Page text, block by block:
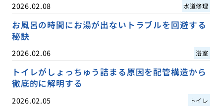
2026.02.08 水道修理
お風呂の時間にお湯が出ないトラブルを回避する
秘訣
2026.02.06 浴室
トイレがしょっちゅう詰まる原因を配管構造から
徹底的に解明する
2026.02.05 トイレ